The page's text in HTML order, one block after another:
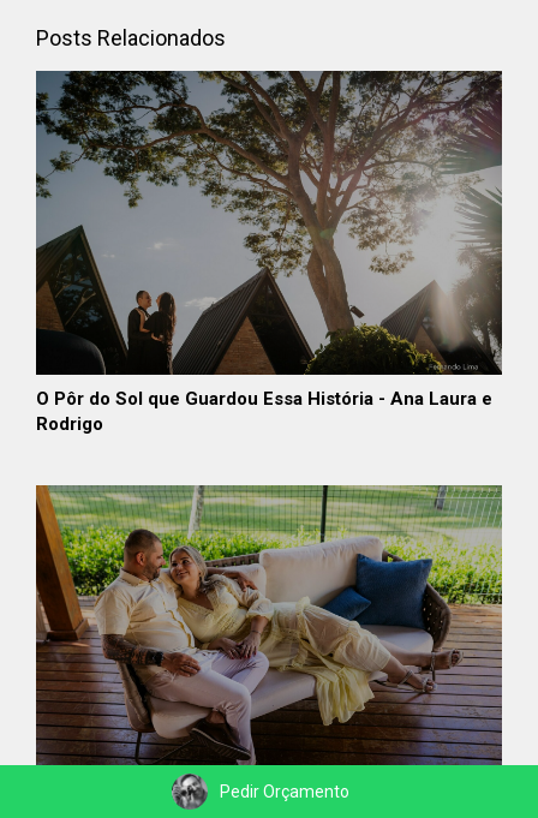
Posts Relacionados
O Pôr do Sol que Guardou Essa História - Ana Laura e
Rodrigo
Entre a Luz do Pôr do Sol - Gabi e Wellington
Pedir Orçamento